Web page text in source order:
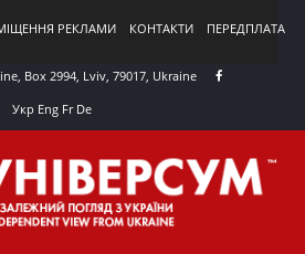
РЕКЛАМИ КОНТАКТИ ПЕРЕДПЛАТА
Box 2994, Lviv, 79017, Ukraine
Укр Eng Fr De